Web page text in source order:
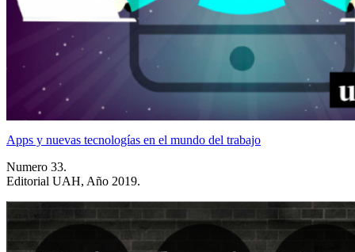
Apps y nuevas tecnologías en el mundo del trabajo
Numero 33.
Editorial UAH, Año 2019.